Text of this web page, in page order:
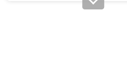
(6). 34×59[42]×横マチ15cm 西50号／東